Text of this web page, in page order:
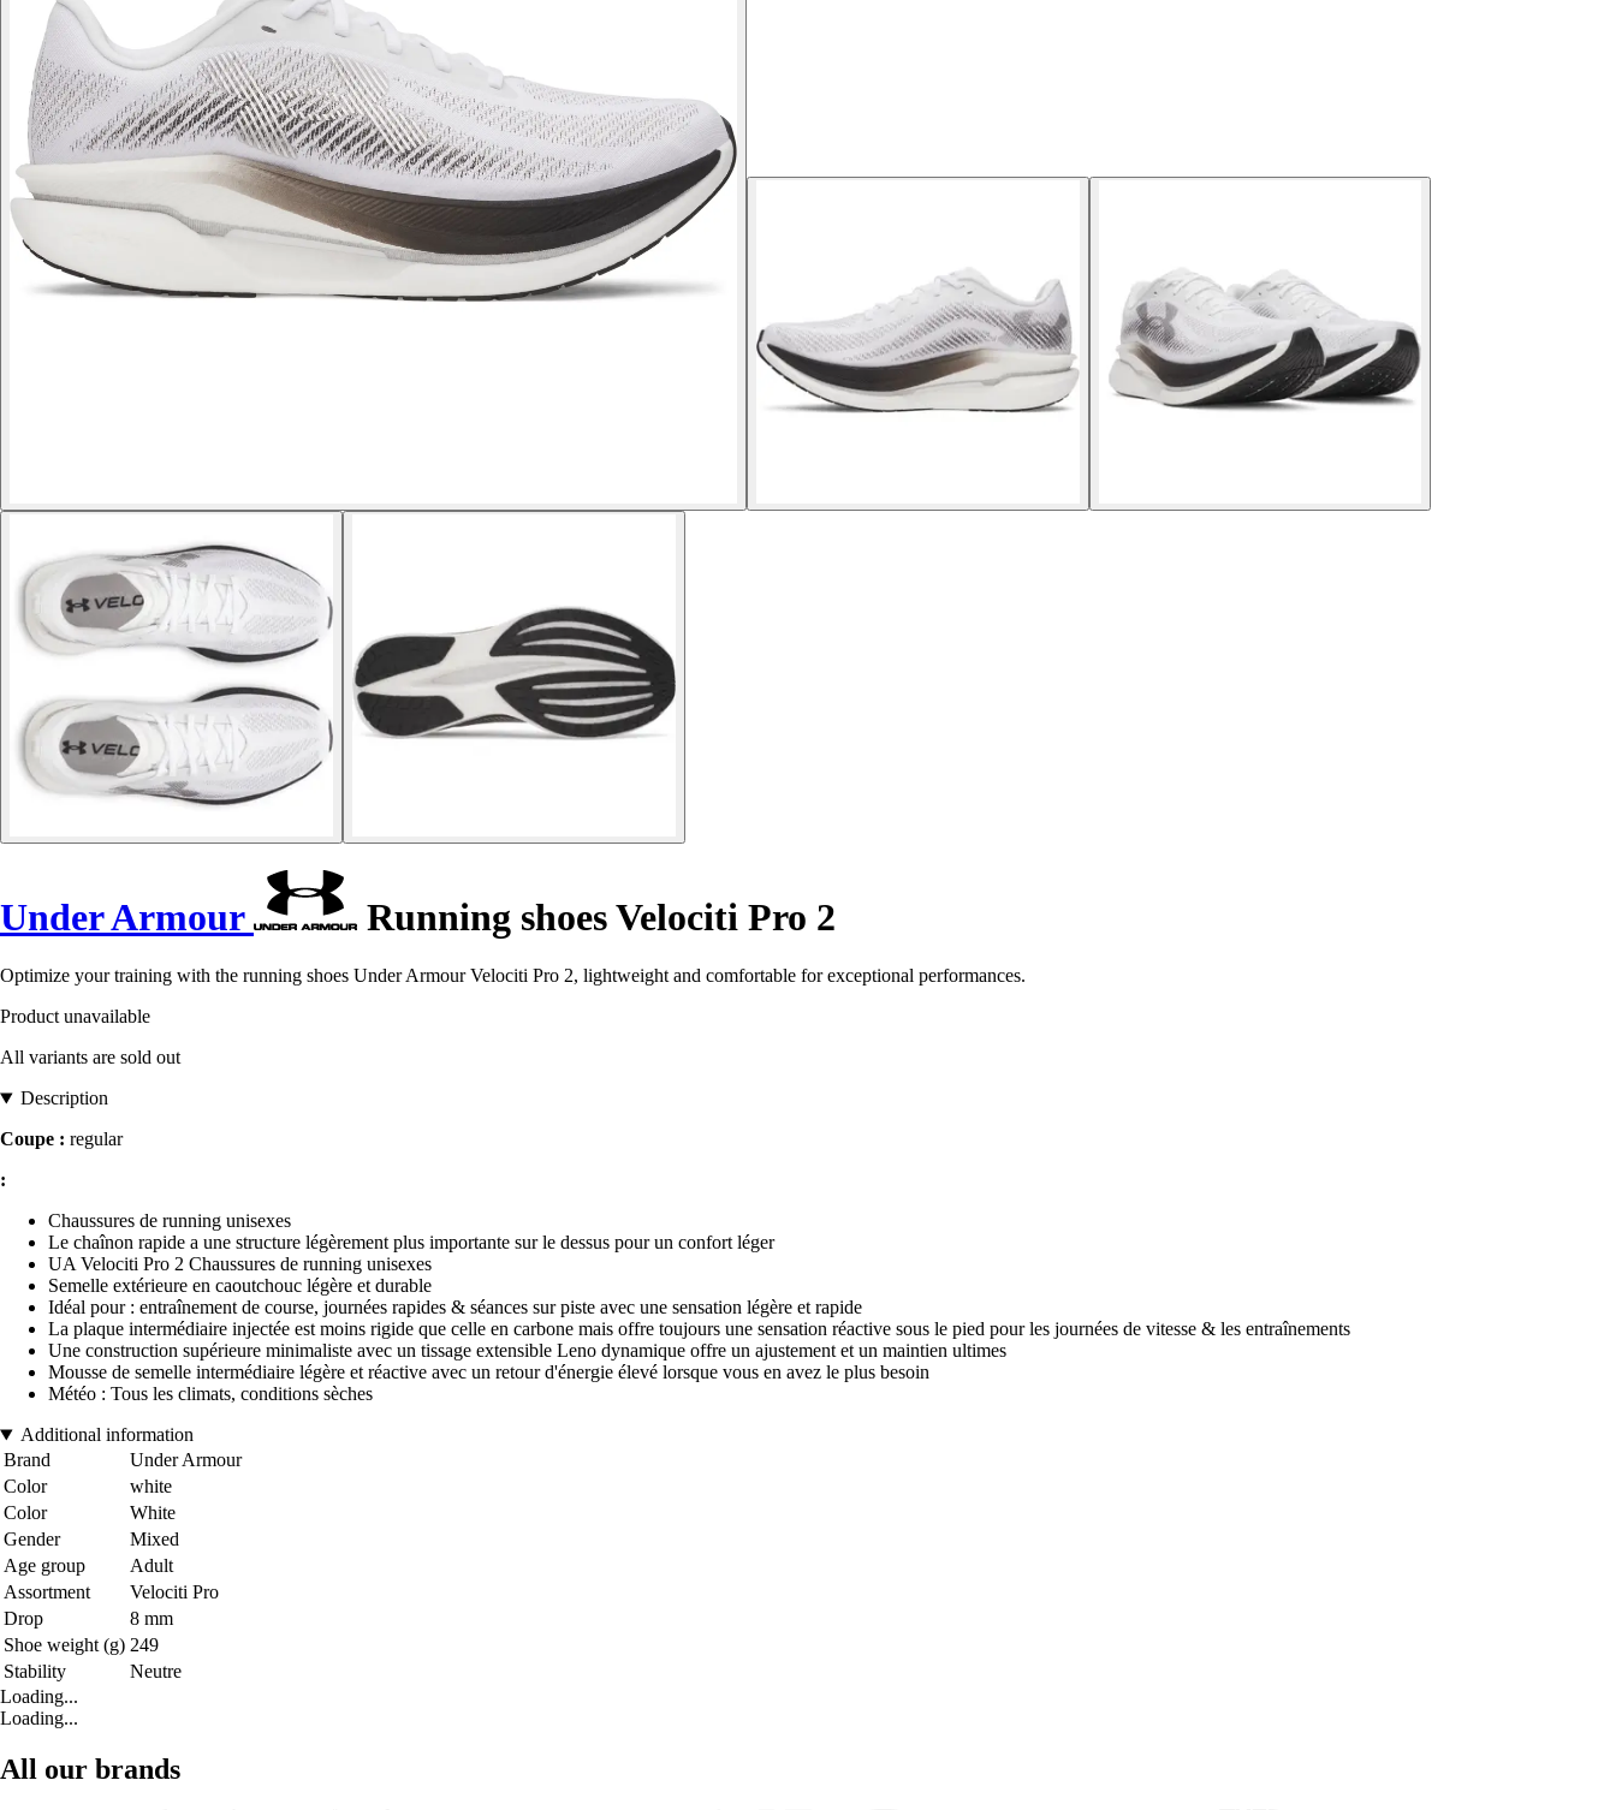
Under Armour Running shoes Velociti Pro 2
Optimize your training with the running shoes Under Armour Velociti Pro 2, lightweight and comfortable for exceptional performances.
Product unavailable
All variants are sold out
Description
Coupe : regular
:
Chaussures de running unisexes
Le chaînon rapide a une structure légèrement plus importante sur le dessus pour un confort léger
UA Velociti Pro 2 Chaussures de running unisexes
Semelle extérieure en caoutchouc légère et durable
Idéal pour : entraînement de course, journées rapides & séances sur piste avec une sensation légère et rapide
La plaque intermédiaire injectée est moins rigide que celle en carbone mais offre toujours une sensation réactive sous le pied pour les journées de vitesse & les entraînements
Une construction supérieure minimaliste avec un tissage extensible Leno dynamique offre un ajustement et un maintien ultimes
Mousse de semelle intermédiaire légère et réactive avec un retour d'énergie élevé lorsque vous en avez le plus besoin
Météo : Tous les climats, conditions sèches
Additional information
Brand
Under Armour
Color
white
Color
White
Gender
Mixed
Age group
Adult
Assortment
Velociti Pro
Drop
8 mm
Shoe weight (g) 249
Stability
Neutre
Loading...
Loading...
All our brands